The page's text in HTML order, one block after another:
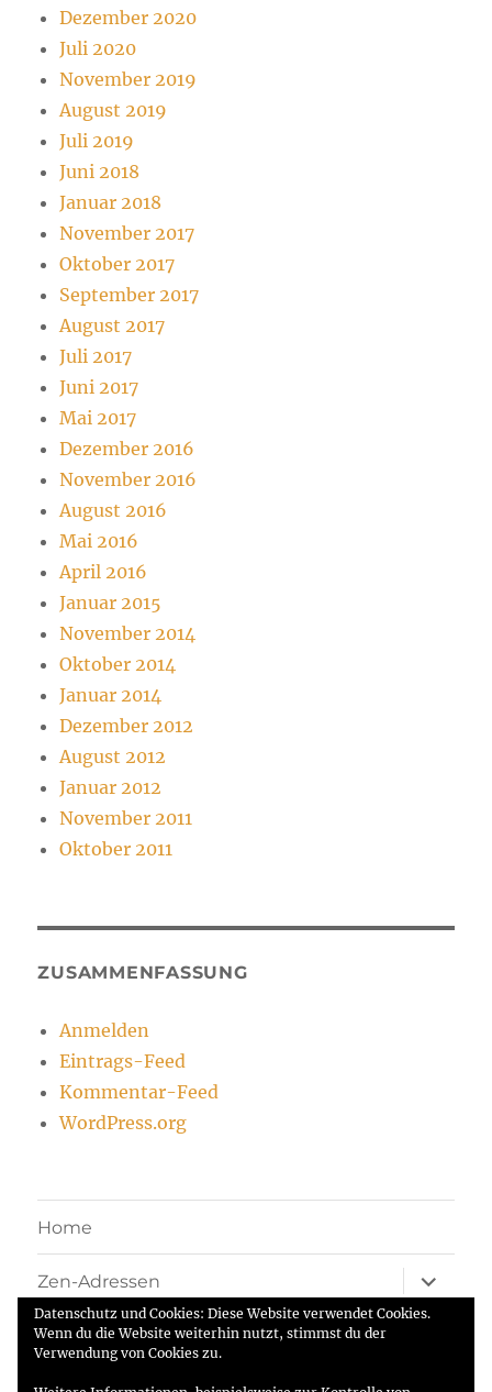
Dezember 2020
Juli 2020
November 2019
August 2019
Juli 2019
Juni 2018
Januar 2018
November 2017
Oktober 2017
September 2017
August 2017
Juli 2017
Juni 2017
Mai 2017
Dezember 2016
November 2016
August 2016
Mai 2016
April 2016
Januar 2015
November 2014
Oktober 2014
Januar 2014
Dezember 2012
August 2012
Januar 2012
November 2011
Oktober 2011
ZUSAMMENFASSUNG
Anmelden
Eintrags-Feed
Kommentar-Feed
WordPress.org
Home
Zen-Adressen
öffnen
Kontakt
Datenschutz und Cookies: Diese Website verwendet Cookies.
Wenn du die Website weiterhin nutzt, stimmst du der
Verwendung von Cookies zu.